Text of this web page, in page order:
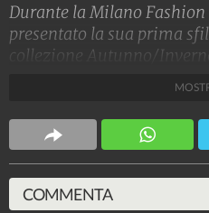
Durante la Milano Fashion
presentato la sua prima
collezione Autunno/
in pelle o paillettes e alti
1.515.007.012-1.957 video
COMMENTA